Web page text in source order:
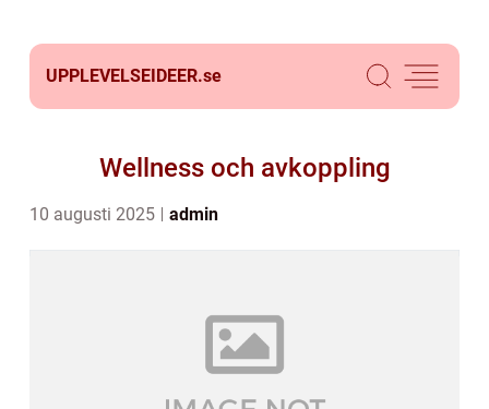
UPPLEVELSEIDEER.se
Wellness och avkoppling
10 augusti 2025 admin